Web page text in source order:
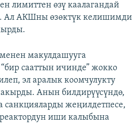
лимиттен өзү каалагандай
Ал АКШны өзөктүк келишимди
макулдашууга
сааттын ичинде” жокко
эл аралык коомчулукту
Анын билдирүүсүндө,
жеңилдетпесе,
иши калыбына